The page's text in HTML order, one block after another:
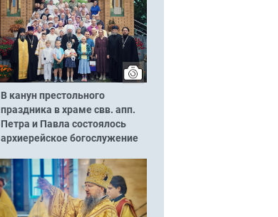
В канун престольного
праздника в храме свв. апп.
Петра и Павла состоялось
архиерейское богослужение